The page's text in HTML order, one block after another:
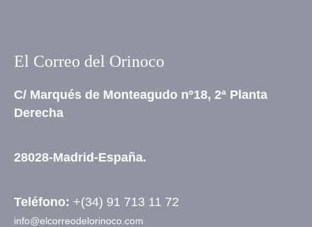
El Correo del Orinoco
C/ Marqués de Monteagudo nº18, 2ª Planta
Derecha
28028-Madrid-España.
Teléfono: +(34) 91 713 11 72
info@elcorreodelorinoco.com